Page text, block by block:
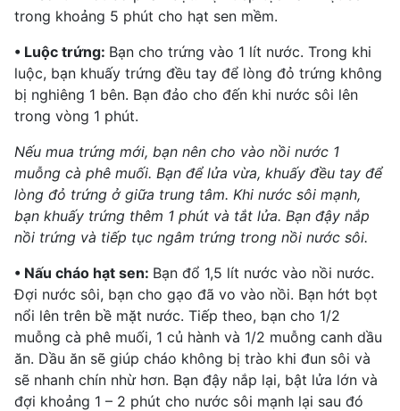
trong khoảng 5 phút cho hạt sen mềm.
• Luộc trứng: Bạn cho trứng vào 1 lít nước. Trong khi
luộc, bạn khuấy trứng đều tay để lòng đỏ trứng không
bị nghiêng 1 bên. Bạn đảo cho đến khi nước sôi lên
trong vòng 1 phút.
Nếu mua trứng mới, bạn nên cho vào nồi nước 1
muỗng cà phê muối. Bạn để lửa vừa, khuấy đều tay để
lòng đỏ trứng ở giữa trung tâm. Khi nước sôi mạnh,
bạn khuấy trứng thêm 1 phút và tắt lửa. Bạn đậy nắp
nồi trứng và tiếp tục ngâm trứng trong nồi nước sôi.
• Nấu cháo hạt sen: Bạn đổ 1,5 lít nước vào nồi nước.
Đợi nước sôi, bạn cho gạo đã vo vào nồi. Bạn hớt bọt
nổi lên trên bề mặt nước. Tiếp theo, bạn cho 1/2
muỗng cà phê muối, 1 củ hành và 1/2 muỗng canh dầu
ăn. Dầu ăn sẽ giúp cháo không bị trào khi đun sôi và
sẽ nhanh chín nhừ hơn. Bạn đậy nắp lại, bật lửa lớn và
đợi khoảng 1 – 2 phút cho nước sôi mạnh lại sau đó